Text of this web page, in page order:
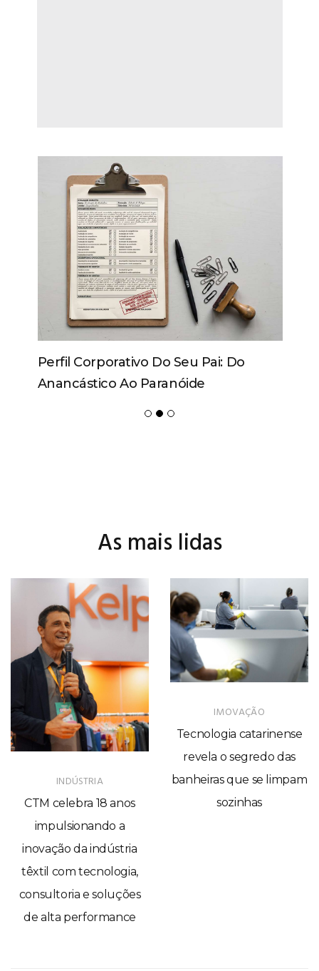
Perfil Corporativo Do Seu Pai: Do
Anancástico Ao Paranóide
As mais lidas
INDÚSTRIA
CTM celebra 18 anos
impulsionando a
inovação da indústria
têxtil com tecnologia,
consultoria e soluções
de alta performance
IMOVAÇÃO
Tecnologia catarinense
revela o segredo das
banheiras que se limpam
sozinhas